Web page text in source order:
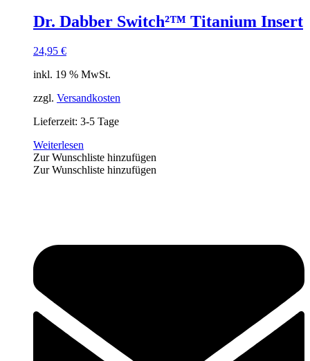
Dr. Dabber Switch²™ Titanium Insert
24,95 €
inkl. 19 % MwSt.
zzgl. Versandkosten
Lieferzeit: 3-5 Tage
Weiterlesen
Zur Wunschliste hinzufügen
Zur Wunschliste hinzufügen